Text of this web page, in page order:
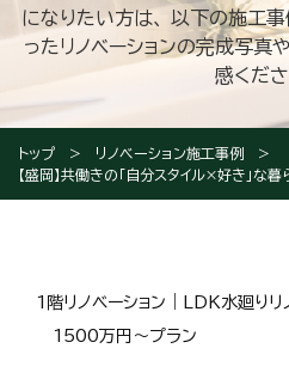
になりたい方は、
以下の施工事
ったリノベーションの完成写真
感くださ
トップ
リノベーション施工事例
【盛岡】共働きの「自分スタイル×好き」な暮
1階リノベーション LDK水廻りリ
1500万円〜プラン